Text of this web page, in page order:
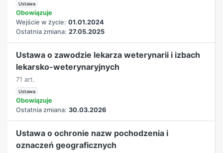
Ustawa
Obowiązuje
Wejście w życie: 01.01.2024
Ostatnia zmiana: 27.05.2025
Ustawa o zawodzie lekarza weterynarii i izbach
lekarsko-weterynaryjnych
71 art.
Ustawa
Obowiązuje
Ostatnia zmiana: 30.03.2026
Ustawa o ochronie nazw pochodzenia i
oznaczeń geograficznych